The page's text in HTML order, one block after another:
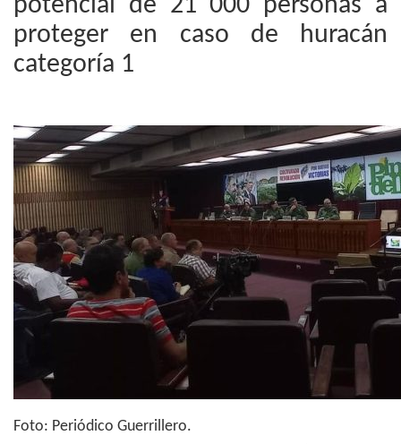
proteger en caso de huracán
categoría 1
Foto: Periódico Guerrillero.